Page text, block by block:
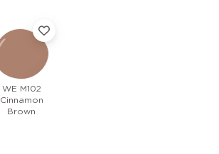
WE M102
Cinnamon
Brown